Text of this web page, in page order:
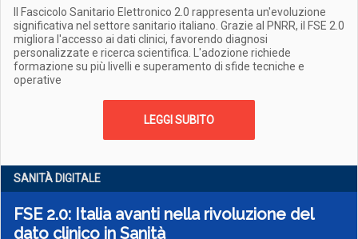
Il Fascicolo Sanitario Elettronico 2.0 rappresenta un'evoluzione
significativa nel settore sanitario italiano. Grazie al PNRR, il FSE 2.0
migliora l'accesso ai dati clinici, favorendo diagnosi
personalizzate e ricerca scientifica. L'adozione richiede
formazione su più livelli e superamento di sfide tecniche e
operative
LEGGI SUBITO
SANITÀ DIGITALE
FSE 2.0: Italia avanti nella rivoluzione del
dato clinico in Sanità